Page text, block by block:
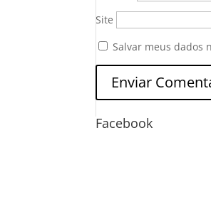
Site
Salvar meus dados
Facebook